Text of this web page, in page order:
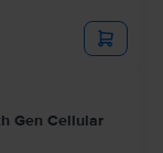
Gen Cellular